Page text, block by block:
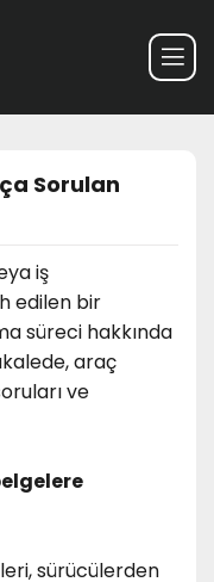
Sorulan
iş
edilen bir
süreci hakkında
araç
ve
sürücülerden